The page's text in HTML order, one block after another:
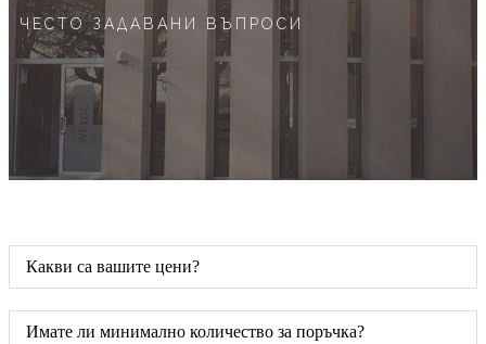
ЧЕСТО ЗАДАВАНИ ВЪПРОСИ
Какви са вашите цени?
Имате ли минимално количество за поръчка?